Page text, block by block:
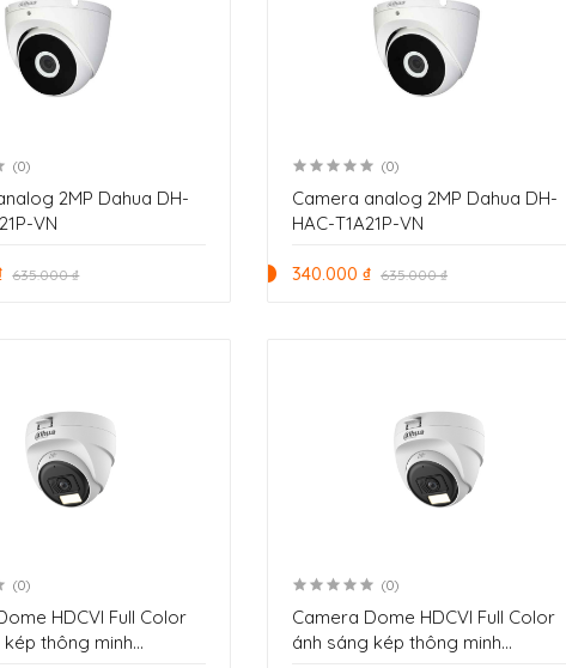
(0)
2MP Dahua DH-
VN
635.000 ₫
(0)
Camera analog 2MP Dahua DH-
HAC-T1A21P-VN
340.000 ₫ 635.000 ₫
(0)
HDCVI Full Color
kép thông minh
(0)
Camera Dome HDCVI Full Color
ánh sáng kép thông minh